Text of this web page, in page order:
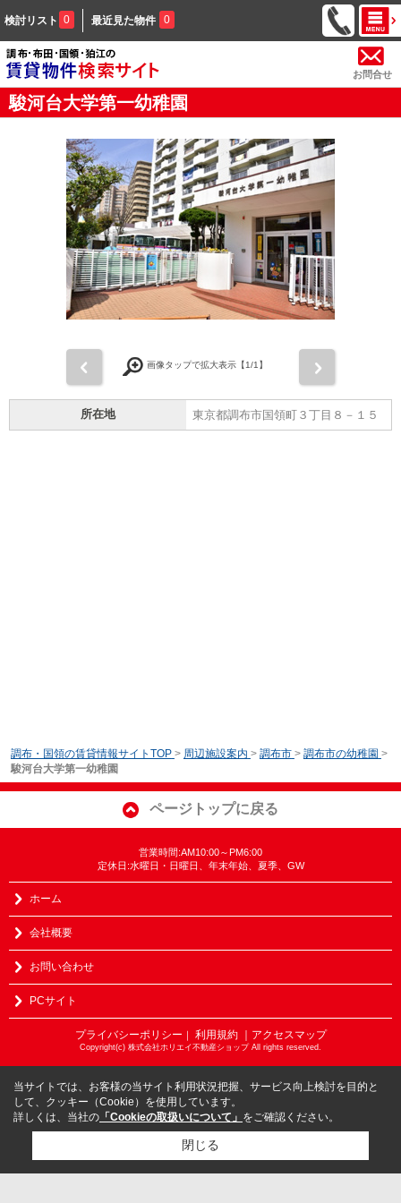
検討リスト 0 最近見た物件 0
お問合せ
駿河台大学第一幼稚園
画像タップで拡大表示【1/1】
所在地 東京都調布市国領町３丁目８－１５
調布・国領の賃貸情報サイトTOP > 周辺施設案内 > 調布市 > 調布市の幼稚園 >
駿河台大学第一幼稚園
ページトップに戻る
営業時間:AM10:00～PM6:00
定休日:水曜日・日曜日、年末年始、夏季、GW
ホーム
会社概要
お問い合わせ
PCサイト
プライバシーポリシー ｜ 利用規約 ｜アクセスマップ
Copyright(c) 株式会社ホリエイ不動産ショップ All rights reserved.
当サイトでは、お客様の当サイト利用状況把握、サービス向上検討を目的と
して、クッキー（Cookie）を使用しています。
詳しくは、当社の 「Cookieの取扱いについて」 をご確認ください。
閉じる